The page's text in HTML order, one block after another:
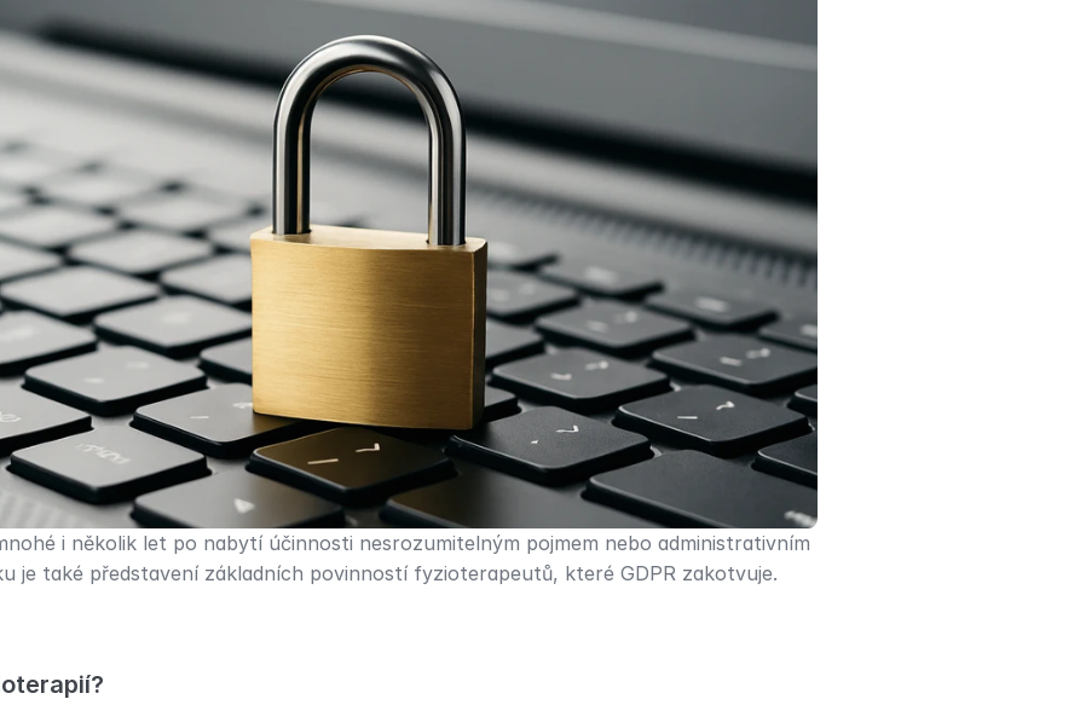
i několik let po nabytí účinnosti nesrozumitelným pojmem nebo administrativním
je také představení základních povinností fyzioterapeutů, které GDPR zakotvuje.